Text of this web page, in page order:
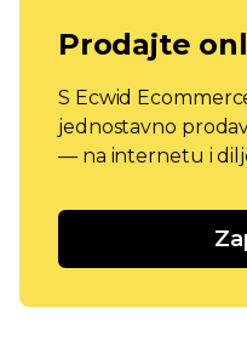
Prodajte
S Ecwid
jednostavno
— na internetu i